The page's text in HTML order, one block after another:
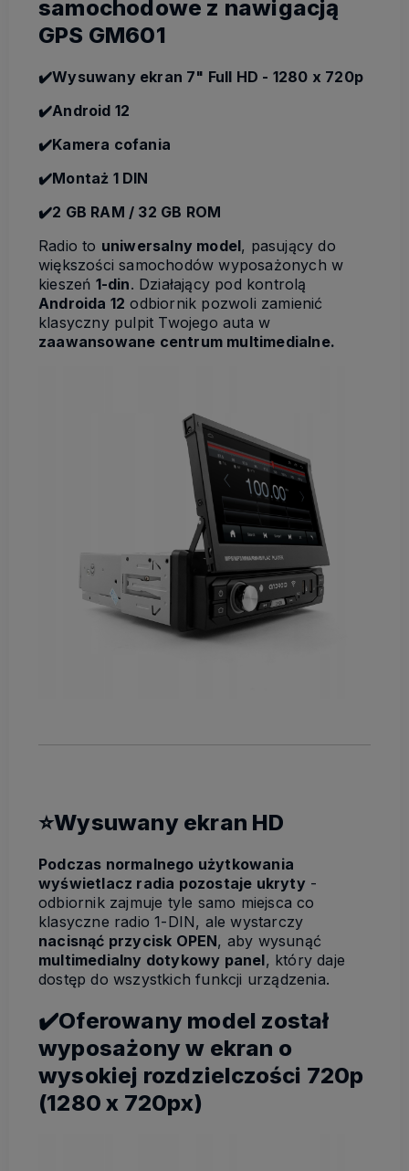
samochodowe z nawigacją
GPS GM601
✔️Wysuwany ekran 7" Full HD - 1280 x 720p
✔️Android 12
✔️Kamera cofania
✔️Montaż 1 DIN
✔️2 GB RAM / 32 GB ROM
Radio to uniwersalny model, pasujący do
większości samochodów wyposażonych w
kieszeń 1-din. Działający pod kontrolą
Androida 12 odbiornik pozwoli zamienić
klasyczny pulpit Twojego auta w
zaawansowane centrum multimedialne.
⭐Wysuwany ekran HD
Podczas normalnego użytkowania
wyświetlacz radia pozostaje ukryty-
odbiornik zajmuje tyle samo miejsca co
klasyczne radio 1-DIN, ale wystarczy
nacisnąć przycisk OPEN, aby wysunąć
multimedialny dotykowy panel, który daje
dostęp do wszystkich funkcji urządzenia.
✔️Oferowany model został
wyposażony w ekran o
wysokiej rozdzielczości 720p
(1280 x 720px)